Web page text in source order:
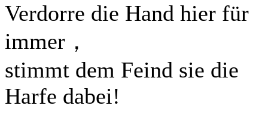
Verdorre die Hand hier für
immer，
stimmt dem Feind sie die
Harfe dabei!